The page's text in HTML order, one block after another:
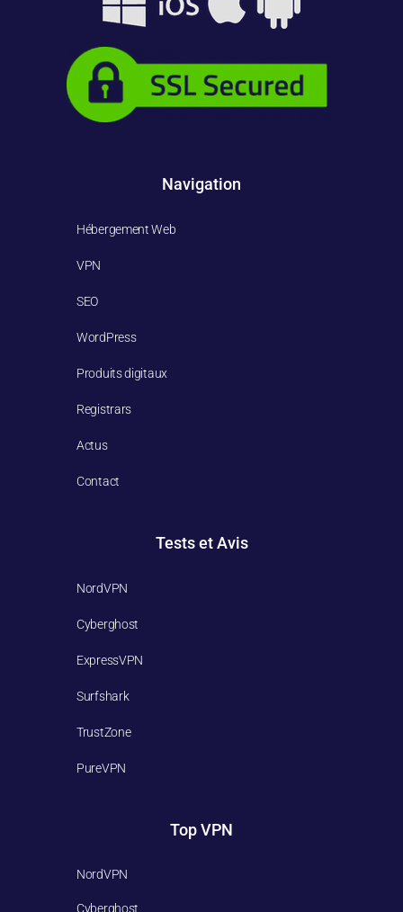
Navigation
Hébergement Web
VPN
SEO
WordPress
Produits digitaux
Registrars
Actus
Contact
Tests et Avis​
NordVPN
Cyberghost
ExpressVPN
Surfshark
TrustZone
PureVPN
Top VPN
NordVPN
Cyberghost